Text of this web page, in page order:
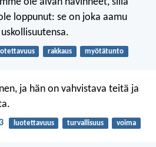
loppunut: se on joka aamu
rakkaus myötätunto
ja hän on vahvistava teitä ja
luotettavuus turvallisuus voima